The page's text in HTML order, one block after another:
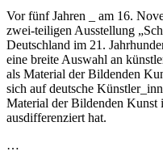
Vor fünf Jahren _ am 16.
zwei-teiligen Ausstellung
Deutschland im 21.
eine breite Auswahl an
als Material der Bildenden
sich auf deutsche
Material der Bildenden Kunst
ausdifferenziert hat.
…